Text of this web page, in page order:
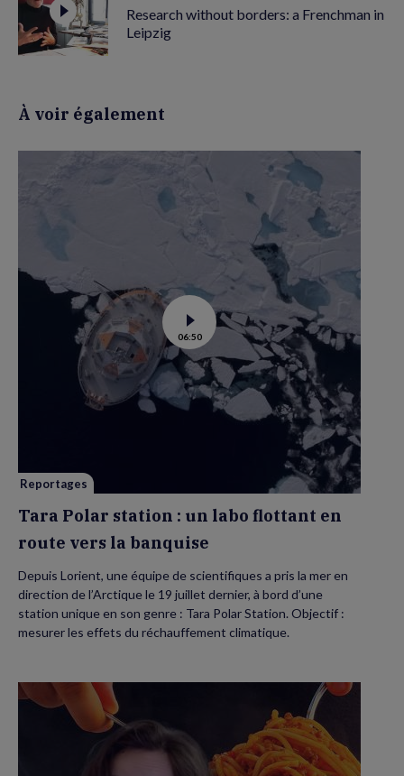
Research without borders: a Frenchman in
Leipzig
À voir également
See
video
of
Tara
Polar
station
:
un
banquise
06:50
Reportages
Tara Polar station : un labo flottant en
route vers la banquise
Depuis Lorient, une équipe de scientifiques a pris la mer en
direction de l’Arctique le 19 juillet dernier, à bord d’une
station unique en son genre : Tara Polar Station. Objectif :
mesurer les effets du réchauffement climatique.